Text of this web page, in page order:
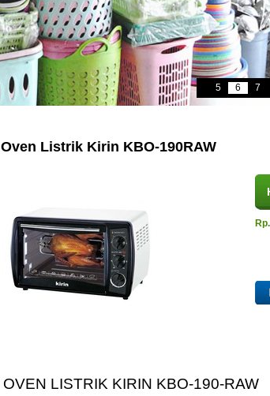
5 6 7
Oven Listrik Kirin KBO-190RAW
OVEN LISTRIK KIRIN KBO-190-RAW